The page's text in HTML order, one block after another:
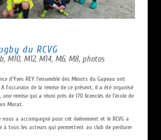
du RCVG
, M10, M12, M14, M6, M8, photos
d’Yves REY l’ensemble des Minots du Gapeau ont
l’occasion de la remise de ce présent, il a été organisé
remise qui a réuni près de 170 licenciés de l’école de
Murat.
a accompagné pour cet événement et le RCVG a
à tous les acteurs qui permettent au club de perdurer